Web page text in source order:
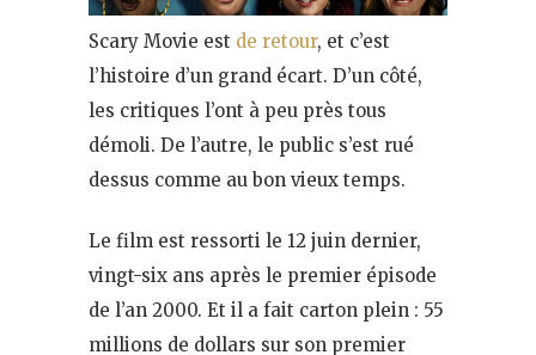
Scary Movie est de retour, et c’est
l’histoire d’un grand écart. D’un côté,
les critiques l’ont à peu près tous
démoli. De l’autre, le public s’est rué
dessus comme au bon vieux temps.
Le film est ressorti le 12 juin dernier,
vingt-six ans après le premier épisode
de l’an 2000. Et il a fait carton plein : 55
millions de dollars sur son premier